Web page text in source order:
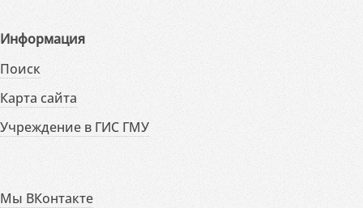
Информация
Поиск
Карта сайта
Учреждение в ГИС ГМУ
Мы ВКонтакте